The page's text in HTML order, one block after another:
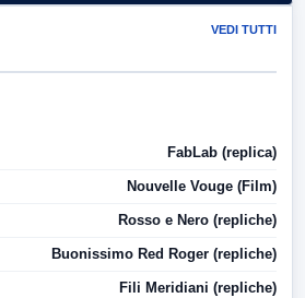
VEDI TUTTI
FabLab (replica)
Nouvelle Vouge (Film)
Rosso e Nero (repliche)
Buonissimo Red Roger (repliche)
Fili Meridiani (repliche)